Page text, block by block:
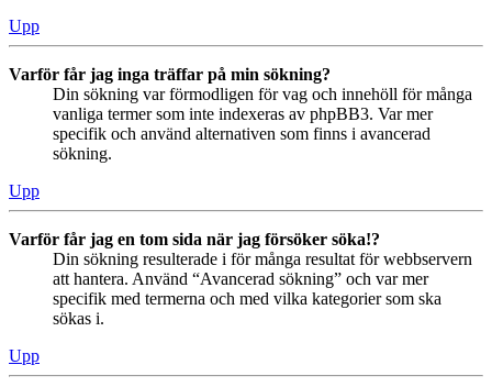
Upp
Varför får jag inga träffar på min sökning?
Din sökning var förmodligen för vag och innehöll för många
vanliga termer som inte indexeras av phpBB3. Var mer
specifik och använd alternativen som finns i avancerad
sökning.
Upp
Varför får jag en tom sida när jag försöker söka!?
Din sökning resulterade i för många resultat för webbservern
att hantera. Använd “Avancerad sökning” och var mer
specifik med termerna och med vilka kategorier som ska
sökas i.
Upp